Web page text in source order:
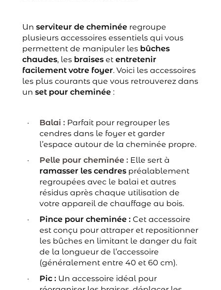
Un serviteur de cheminéeregroupe
plusieurs accessoires essentiels qui vous
permettent de manipuler les bûches
chaudes, les braiseset entretenir
facilement votre foyer. Voici les accessoires
les plus courants que vous retrouverez dans
un set pour cheminée:
Balai :Parfait pour regrouper les
cendres dans le foyer et garder
l’espace autour de la cheminée propre.
Pelle pour cheminée :Elle sert à
ramasser les cendrespréalablement
regroupées avec le balai et autres
résidus après chaque utilisation de
votre appareil de chauffage au bois.
Pince pour cheminée :Cet accessoire
est conçu pour attraper et repositionner
les bûches en limitant le danger du fait
de la longueur de l’accessoire
(généralement entre 40 et 60 cm).
Pic :Un accessoire idéal pour